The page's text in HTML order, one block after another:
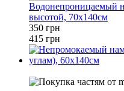
Водонепроницаемый
высотой, 70х140см
350 грн
415 грн